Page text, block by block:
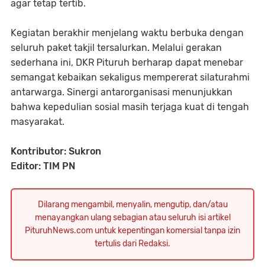
agar tetap tertib.
Kegiatan berakhir menjelang waktu berbuka dengan
seluruh paket takjil tersalurkan. Melalui gerakan
sederhana ini, DKR Pituruh berharap dapat menebar
semangat kebaikan sekaligus mempererat silaturahmi
antarwarga. Sinergi antarorganisasi menunjukkan
bahwa kepedulian sosial masih terjaga kuat di tengah
masyarakat.
Kontributor: Sukron
Editor: TIM PN
Dilarang mengambil, menyalin, mengutip, dan/atau
menayangkan ulang sebagian atau seluruh isi artikel
PituruhNews.com untuk kepentingan komersial tanpa izin
tertulis dari Redaksi.